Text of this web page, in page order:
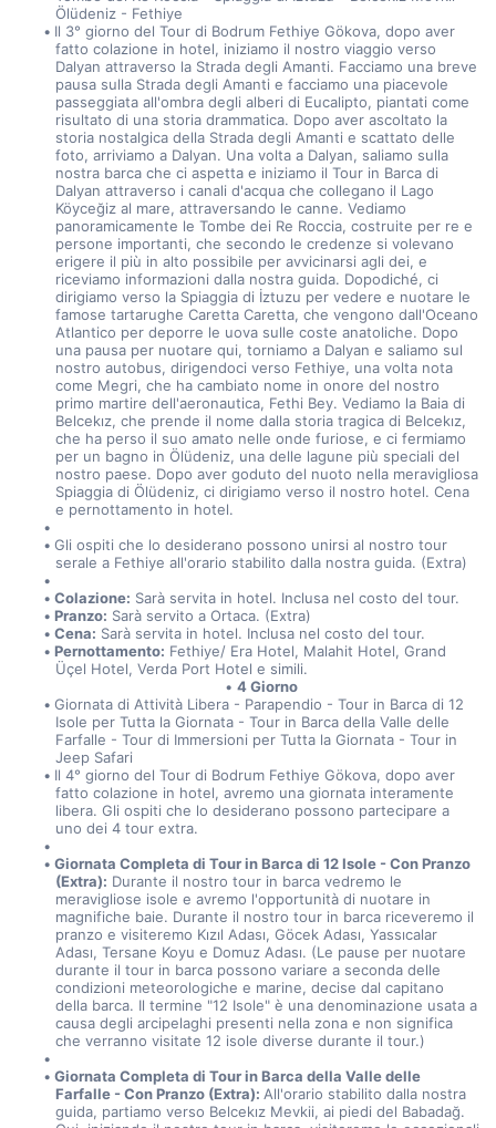
Ölüdeniz - Fethiye
Il 3° giorno del Tour di Bodrum Fethiye Gökova, dopo aver
fatto colazione in hotel, iniziamo il nostro viaggio verso
Dalyan attraverso la Strada degli Amanti. Facciamo una breve
pausa sulla Strada degli Amanti e facciamo una piacevole
passeggiata all'ombra degli alberi di Eucalipto, piantati come
risultato di una storia drammatica. Dopo aver ascoltato la
storia nostalgica della Strada degli Amanti e scattato delle
foto, arriviamo a Dalyan. Una volta a Dalyan, saliamo sulla
nostra barca che ci aspetta e iniziamo il Tour in Barca di
Dalyan attraverso i canali d'acqua che collegano il Lago
Köyceğiz al mare, attraversando le canne. Vediamo
panoramicamente le Tombe dei Re Roccia, costruite per re e
persone importanti, che secondo le credenze si volevano
erigere il più in alto possibile per avvicinarsi agli dei, e
riceviamo informazioni dalla nostra guida. Dopodiché, ci
dirigiamo verso la Spiaggia di İztuzu per vedere e nuotare le
famose tartarughe Caretta Caretta, che vengono dall'Oceano
Atlantico per deporre le uova sulle coste anatoliche. Dopo
una pausa per nuotare qui, torniamo a Dalyan e saliamo sul
nostro autobus, dirigendoci verso Fethiye, una volta nota
come Megri, che ha cambiato nome in onore del nostro
primo martire dell'aeronautica, Fethi Bey. Vediamo la Baia di
Belcekız, che prende il nome dalla storia tragica di Belcekız,
che ha perso il suo amato nelle onde furiose, e ci fermiamo
per un bagno in Ölüdeniz, una delle lagune più speciali del
nostro paese. Dopo aver goduto del nuoto nella meravigliosa
Spiaggia di Ölüdeniz, ci dirigiamo verso il nostro hotel. Cena
e pernottamento in hotel.
Gli ospiti che lo desiderano possono unirsi al nostro tour
serale a Fethiye all'orario stabilito dalla nostra guida. (Extra)
Colazione: Sarà servita in hotel. Inclusa nel costo del tour.
Pranzo: Sarà servito a Ortaca. (Extra)
Cena: Sarà servita in hotel. Inclusa nel costo del tour.
Pernottamento: Fethiye/ Era Hotel, Malahit Hotel, Grand
Üçel Hotel, Verda Port Hotel e simili.
4 Giorno
Giornata di Attività Libera - Parapendio - Tour in Barca di 12
Isole per Tutta la Giornata - Tour in Barca della Valle delle
Farfalle - Tour di Immersioni per Tutta la Giornata - Tour in
Jeep Safari
Il 4° giorno del Tour di Bodrum Fethiye Gökova, dopo aver
fatto colazione in hotel, avremo una giornata interamente
libera. Gli ospiti che lo desiderano possono partecipare a
uno dei 4 tour extra.
Giornata Completa di Tour in Barca di 12 Isole - Con Pranzo
(Extra): Durante il nostro tour in barca vedremo le
meravigliose isole e avremo l'opportunità di nuotare in
magnifiche baie. Durante il nostro tour in barca riceveremo il
pranzo e visiteremo Kızıl Adası, Göcek Adası, Yassıcalar
Adası, Tersane Koyu e Domuz Adası. (Le pause per nuotare
durante il tour in barca possono variare a seconda delle
condizioni meteorologiche e marine, decise dal capitano
della barca. Il termine "12 Isole" è una denominazione usata a
causa degli arcipelaghi presenti nella zona e non significa
che verranno visitate 12 isole diverse durante il tour.)
Giornata Completa di Tour in Barca della Valle delle
Farfalle - Con Pranzo (Extra): All'orario stabilito dalla nostra
guida, partiamo verso Belcekız Mevkii, ai piedi del Babadağ.